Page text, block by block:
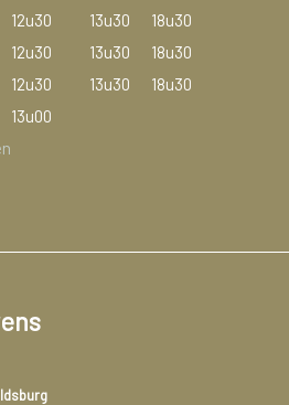
12u30 13u30
18u30
12u30 13u30
18u30
12u30 13u30
18u30
13u00